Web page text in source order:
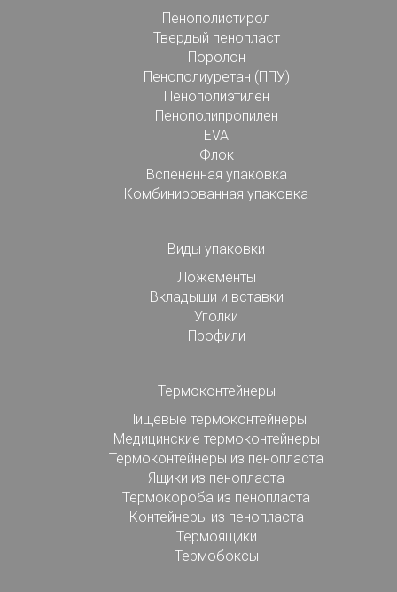
Пенополистирол
Твердый пенопласт
Поролон
Пенополиуретан (ППУ)
Пенополиэтилен
Пенополипропилен
EVA
Флок
Вспененная упаковка
Комбинированная упаковка
Виды упаковки
Ложементы
Вкладыши и вставки
Уголки
Профили
Термоконтейнеры
Пищевые термоконтейнеры
Медицинские термоконтейнеры
Термоконтейнеры из пенопласта
Ящики из пенопласта
Термокороба из пенопласта
Контейнеры из пенопласта
Термоящики
Термобоксы